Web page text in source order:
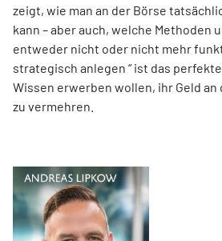
zeigt, wie man an der Börse
kann – aber auch, welche Methoden
entweder nicht oder nicht mehr
strategisch anlegen “ ist das
Wissen erwerben wollen, ihr Geld
zu vermehren.